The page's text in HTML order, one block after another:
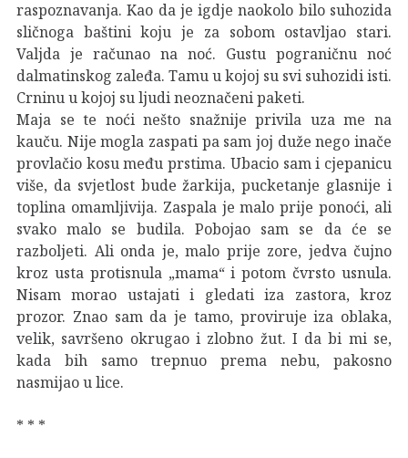
raspoznavanja. Kao da je igdje naokolo bilo suhozida
sličnoga baštini koju je za sobom ostavljao stari.
Valjda je računao na noć. Gustu pograničnu noć
dalmatinskog zaleđa. Tamu u kojoj su svi suhozidi isti.
Crninu u kojoj su ljudi neoznačeni paketi.
Maja se te noći nešto snažnije privila uza me na
kauču. Nije mogla zaspati pa sam joj duže nego inače
provlačio kosu među prstima. Ubacio sam i cjepanicu
više, da svjetlost bude žarkija, pucketanje glasnije i
toplina omamljivija. Zaspala je malo prije ponoći, ali
svako malo se budila. Pobojao sam se da će se
razboljeti. Ali onda je, malo prije zore, jedva čujno
kroz usta protisnula „mama“ i potom čvrsto usnula.
Nisam morao ustajati i gledati iza zastora, kroz
prozor. Znao sam da je tamo, proviruje iza oblaka,
velik, savršeno okrugao i zlobno žut. I da bi mi se,
kada bih samo trepnuo prema nebu, pakosno
nasmijao u lice.
* * *